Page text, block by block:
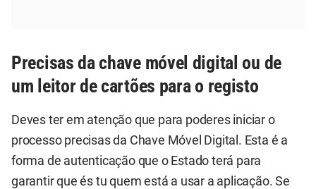
Precisas da chave móvel digital ou de
um leitor de cartões para o registo
Deves ter em atenção que para poderes iniciar o
processo precisas da Chave Móvel Digital. Esta é a
forma de autenticação que o Estado terá para
garantir que és tu quem está a usar a aplicação. Se